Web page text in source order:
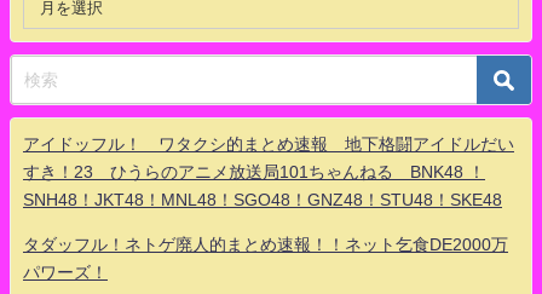
アイドッフル！ ワタクシ的まとめ速報 地下格闘アイドルだい
すき！23 ひうらのアニメ放送局101ちゃんねる BNK48 ！
SNH48！JKT48！MNL48！SGO48！GNZ48！STU48！SKE48
タダッフル！ネトゲ廃人的まとめ速報！！ネット乞食DE2000万
パワーズ！